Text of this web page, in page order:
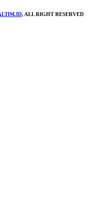
, ALL RIGHT RESERVED